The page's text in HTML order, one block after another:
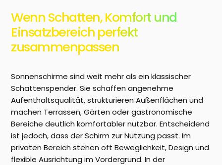
Wenn Schatten, Komfort und
Einsatzbereich perfekt
zusammenpassen
Sonnenschirme sind weit mehr als ein klassischer
Schattenspender. Sie schaffen angenehme
Aufenthaltsqualität, strukturieren Außenflächen und
machen Terrassen, Gärten oder gastronomische
Bereiche deutlich komfortabler nutzbar. Entscheidend
ist jedoch, dass der Schirm zur Nutzung passt. Im
privaten Bereich stehen oft Beweglichkeit, Design und
flexible Ausrichtung im Vordergrund. In der